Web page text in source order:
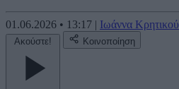
01.06.2026 • 13:17 | Ιωάννα Κρητικού
Ακούστε! Κοινοποίηση